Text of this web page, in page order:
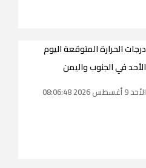
درجات الحرارة المتوقعة اليوم
الأحد في الجنوب واليمن
الأحد 9 أغسطس 2026 08:06:48